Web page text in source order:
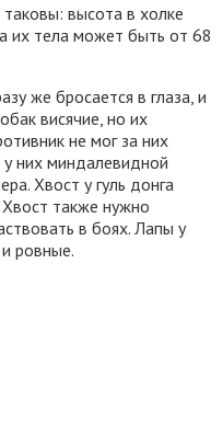
таковы: высота в холке
их тела может быть от 68
же бросается в глаза, и
висячие, но их
не мог за них
у них миндалевидной
Хвост у гуль донга
также нужно
в боях. Лапы у
ровные.